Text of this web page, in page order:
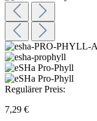
Regulärer Preis:
7,29 €